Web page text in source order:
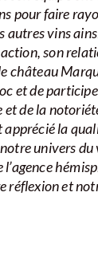
pour faire
autres vins
son
château
et de
et de la
la
univers
l’agence
réflexion et